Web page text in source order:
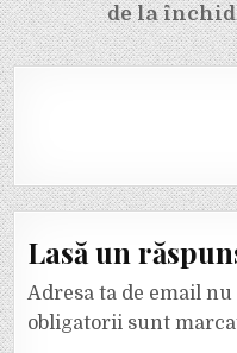
de la
Lasă un
Adresa ta de email
obligatorii sunt